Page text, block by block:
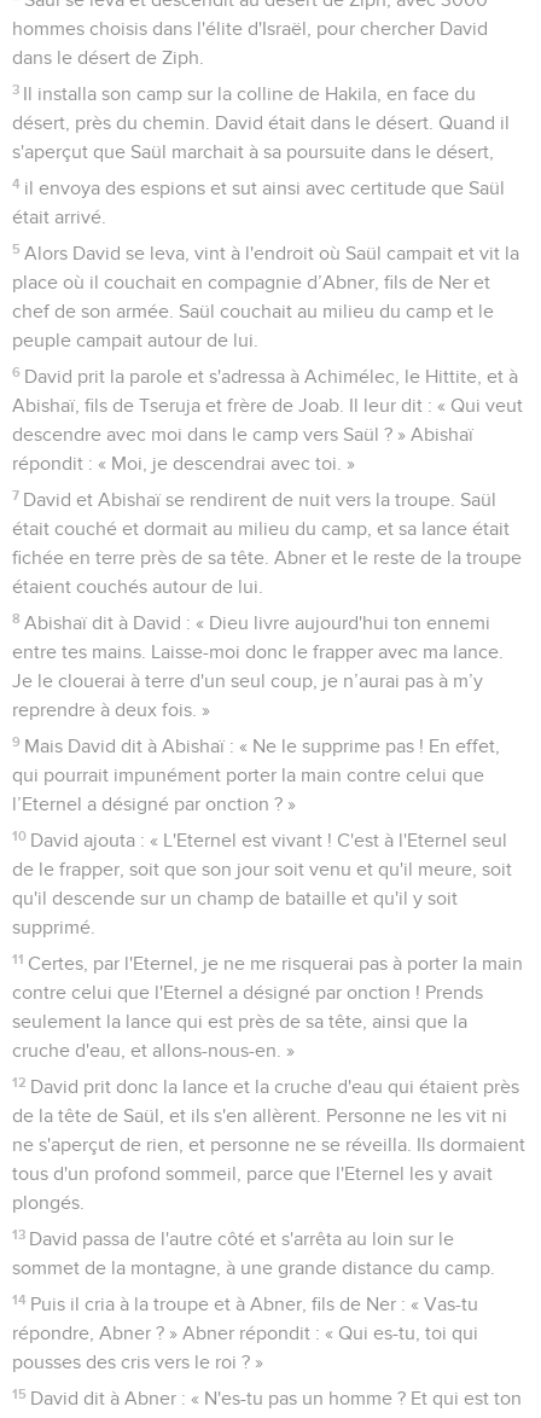
hommes choisis dans l'élite d'Israël, pour chercher David
dans le désert de Ziph.
3 Il installa son camp sur la colline de Hakila, en face du
désert, près du chemin. David était dans le désert. Quand il
s'aperçut que Saül marchait à sa poursuite dans le désert,
4 il envoya des espions et sut ainsi avec certitude que Saül
était arrivé.
5 Alors David se leva, vint à l'endroit où Saül campait et vit la
place où il couchait en compagnie d’Abner, fils de Ner et
chef de son armée. Saül couchait au milieu du camp et le
peuple campait autour de lui.
6 David prit la parole et s'adressa à Achimélec, le Hittite, et à
Abishaï, fils de Tseruja et frère de Joab. Il leur dit : « Qui veut
descendre avec moi dans le camp vers Saül ? » Abishaï
répondit : « Moi, je descendrai avec toi. »
7 David et Abishaï se rendirent de nuit vers la troupe. Saül
était couché et dormait au milieu du camp, et sa lance était
fichée en terre près de sa tête. Abner et le reste de la troupe
étaient couchés autour de lui.
8 Abishaï dit à David : « Dieu livre aujourd'hui ton ennemi
entre tes mains. Laisse-moi donc le frapper avec ma lance.
Je le clouerai à terre d'un seul coup, je n’aurai pas à m’y
reprendre à deux fois. »
9 Mais David dit à Abishaï : « Ne le supprime pas ! En effet,
qui pourrait impunément porter la main contre celui que
l’Eternel a désigné par onction ? »
10 David ajouta : « L'Eternel est vivant ! C'est à l'Eternel seul
de le frapper, soit que son jour soit venu et qu'il meure, soit
qu'il descende sur un champ de bataille et qu'il y soit
supprimé.
11 Certes, par l'Eternel, je ne me risquerai pas à porter la main
contre celui que l'Eternel a désigné par onction ! Prends
seulement la lance qui est près de sa tête, ainsi que la
cruche d'eau, et allons-nous-en. »
12 David prit donc la lance et la cruche d'eau qui étaient près
de la tête de Saül, et ils s'en allèrent. Personne ne les vit ni
ne s'aperçut de rien, et personne ne se réveilla. Ils dormaient
tous d'un profond sommeil, parce que l'Eternel les y avait
plongés.
13 David passa de l'autre côté et s'arrêta au loin sur le
sommet de la montagne, à une grande distance du camp.
14 Puis il cria à la troupe et à Abner, fils de Ner : « Vas-tu
répondre, Abner ? » Abner répondit : « Qui es-tu, toi qui
pousses des cris vers le roi ? »
15 David dit à Abner : « N'es-tu pas un homme ? Et qui est ton